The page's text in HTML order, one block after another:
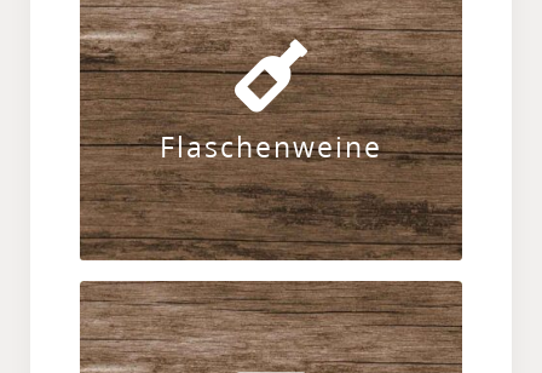
Flaschenweine
Entdecken Sie unser Angebot an
ausgewählten Rot-, Weiß- und
Roséweinen aus unserem Weinkeller.
ZUR KARTE
Für den hochprozentigen Genuss